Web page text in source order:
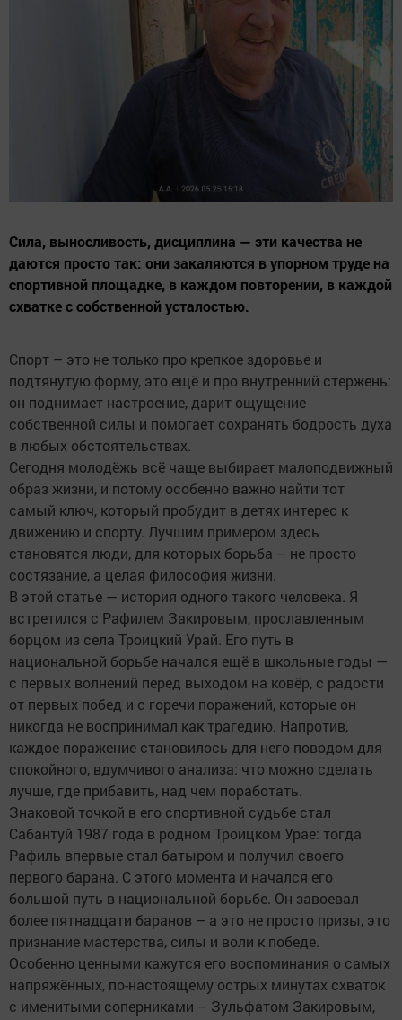
Сила, выносливость, дисциплина — эти качества не
даются просто так: они закаляются в упорном труде на
спортивной площадке, в каждом повторении, в каждой
схватке с собственной усталостью.
Спорт – это не только про крепкое здоровье и
подтянутую форму, это ещё и про внутренний стержень:
он поднимает настроение, дарит ощущение
собственной силы и помогает сохранять бодрость духа
в любых обстоятельствах.
Сегодня молодёжь всё чаще выбирает малоподвижный
образ жизни, и потому особенно важно найти тот
самый ключ, который пробудит в детях интерес к
движению и спорту. Лучшим примером здесь
становятся люди, для которых борьба – не просто
состязание, а целая философия жизни.
В этой статье — история одного такого человека. Я
встретился с Рафилем Закировым, прославленным
борцом из села Троицкий Урай. Его путь в
национальной борьбе начался ещё в школьные годы —
с первых волнений перед выходом на ковёр, с радости
от первых побед и с горечи поражений, которые он
никогда не воспринимал как трагедию. Напротив,
каждое поражение становилось для него поводом для
спокойного, вдумчивого анализа: что можно сделать
лучше, где прибавить, над чем поработать.
Знаковой точкой в его спортивной судьбе стал
Сабантуй 1987 года в родном Троицком Урае: тогда
Рафиль впервые стал батыром и получил своего
первого барана. С этого момента и начался его
большой путь в национальной борьбе. Он завоевал
более пятнадцати баранов – а это не просто призы, это
признание мастерства, силы и воли к победе.
Особенно ценными кажутся его воспоминания о самых
напряжённых, по-настоящему острых минутах схваток
с именитыми соперниками – Зульфатом Закировым,